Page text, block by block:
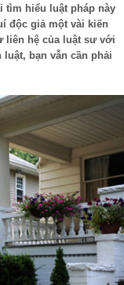
tìm hiểu luật pháp này
độc giả một vài kiến
liên hệ của luật sư với
bạn vẫn cần phải